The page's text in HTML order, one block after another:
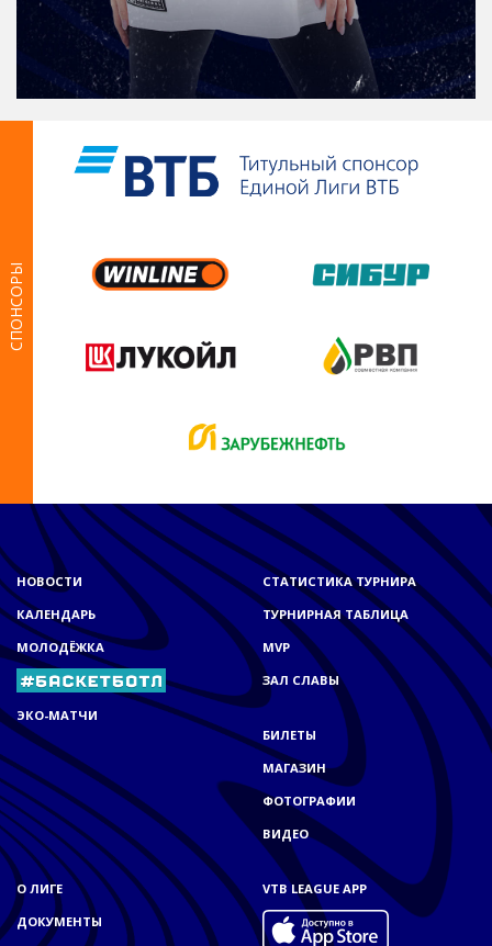
СПОНСОРЫ
НОВОСТИ
КАЛЕНДАРЬ
МОЛОДЁЖКА
ЭКО-МАТЧИ
СТАТИСТИКА ТУРНИРА
ТУРНИРНАЯ ТАБЛИЦА
MVP
ЗАЛ СЛАВЫ
БИЛЕТЫ
МАГАЗИН
ФОТОГРАФИИ
ВИДЕО
О ЛИГЕ
ДОКУМЕНТЫ
VTB LEAGUE APP